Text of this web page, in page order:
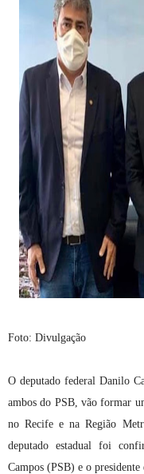
Foto: Divulgação
O deputado federal Danilo
ambos do PSB, vão formar
no Recife e na Região
deputado estadual foi
Campos (PSB) e o